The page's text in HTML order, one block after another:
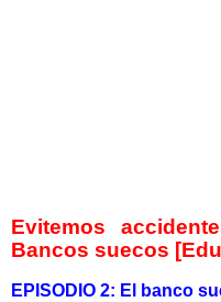
Evitemos
Bancos suecos
EPISODIO 2: El banco